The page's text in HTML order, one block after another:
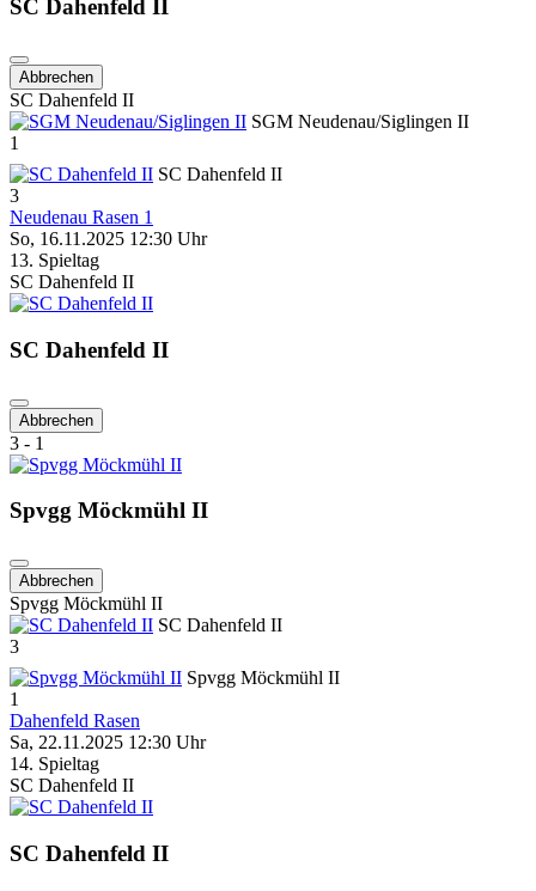
SC Dahenfeld II
Abbrechen
SC Dahenfeld II
SGM Neudenau/Siglingen II
1
SC Dahenfeld II
3
Neudenau Rasen 1
So, 16.11.2025 12:30 Uhr
13. Spieltag
SC Dahenfeld II
SC Dahenfeld II
Abbrechen
3 - 1
Spvgg Möckmühl II
Abbrechen
Spvgg Möckmühl II
SC Dahenfeld II
3
Spvgg Möckmühl II
1
Dahenfeld Rasen
Sa, 22.11.2025 12:30 Uhr
14. Spieltag
SC Dahenfeld II
SC Dahenfeld II